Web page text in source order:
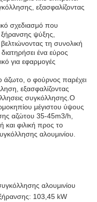
εξασφαλίζοντας
σχεδιασμό που
ψύξης,
τη συνολική
ένα εύρος
για εφαρμογές
άζωτο, ο φούρνος παρέχει
εξασφαλίζοντας
συγκόλλησης.Ο
μέγιστου ύψους
αζώτου 35-45m3/h,
και φιλική προς το
αλουμινίου.
αλουμινίου
103,45 kW